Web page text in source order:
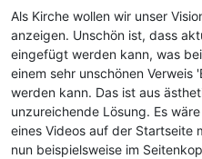
Als Kirche wollen wir unser
anzeigen. Unschön ist, dass
eingefügt werden kann, was
einem sehr unschönen Verweis
werden kann. Das ist aus
unzureichende Lösung. Es
eines Videos auf der Startseite
nun beispielsweise im